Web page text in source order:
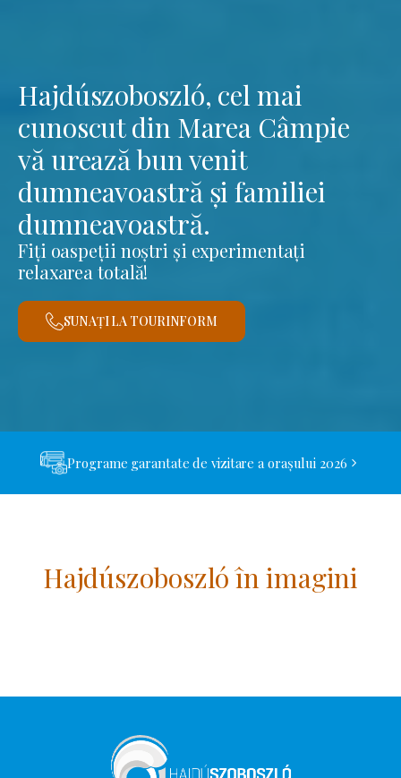
Hajdúszoboszló, cel mai
cunoscut din Marea Câmpie
vă urează bun venit
dumneavoastră și familiei
dumneavoastră.
Fiți oaspeții noștri și experimentați
relaxarea totală!
SUNAȚI LA TOURINFORM
Programe garantate de vizitare a orașului 2026
Hajdúszoboszló în imagini